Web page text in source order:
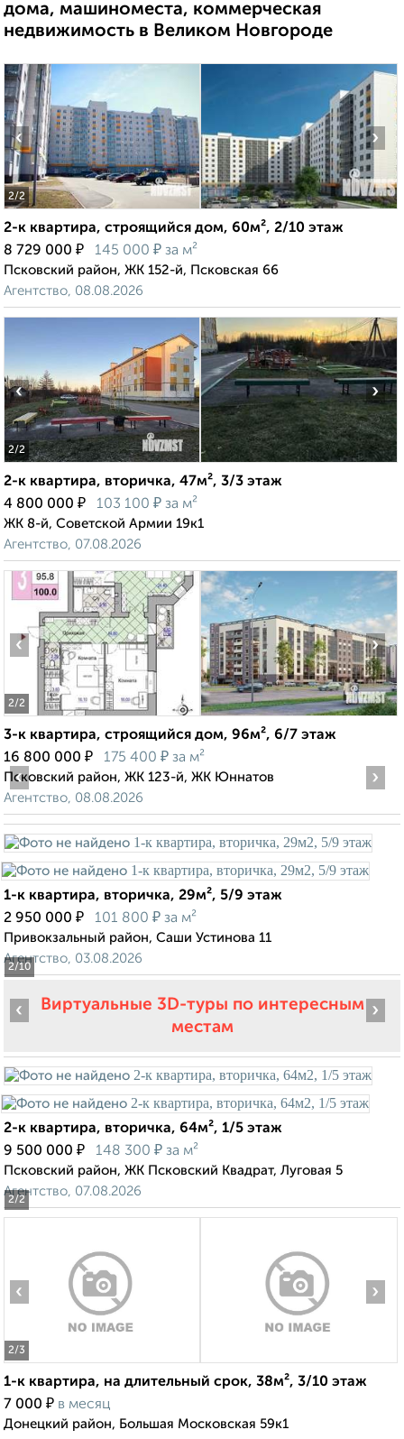
дома, машиноместа, коммерческая
недвижимость в Великом Новгороде
2/2
‹ ›
2-к квартира, строящийся дом, 60м², 2/10 этаж
8 729 000 ₽ 145 000 ₽ за м²
Псковский район, ЖК 152-й, Псковская 66
Агентство, 08.08.2026
2/2
‹ ›
2-к квартира, вторичка, 47м², 3/3 этаж
4 800 000 ₽ 103 100 ₽ за м²
ЖК 8-й, Советской Армии 19к1
Агентство, 07.08.2026
2/2
‹ ›
3-к квартира, строящийся дом, 96м², 6/7 этаж
16 800 000 ₽ 175 400 ₽ за м²
Псковский район, ЖК 123-й, ЖК Юннатов
Агентство, 08.08.2026
2/10
‹ ›
1-к квартира, вторичка, 29м², 5/9 этаж
2 950 000 ₽ 101 800 ₽ за м²
Привокзальный район, Саши Устинова 11
Агентство, 03.08.2026
Виртуальные 3D-туры по интересным
местам
2/2
‹ ›
2-к квартира, вторичка, 64м², 1/5 этаж
9 500 000 ₽ 148 300 ₽ за м²
Псковский район, ЖК Псковский Квадрат, Луговая 5
Агентство, 07.08.2026
2/3
‹ ›
1-к квартира, на длительный срок, 38м², 3/10 этаж
7 000 ₽ в месяц
Донецкий район, Большая Московская 59к1